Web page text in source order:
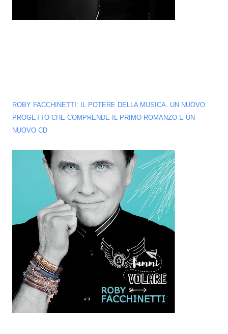
ROBY FACCHINETTI: IL POTERE DELLA MUSICA. UN NUOVO
PROGETTO CHE COMPRENDE IL PRIMO ROMANZO E UN
NUOVO CD